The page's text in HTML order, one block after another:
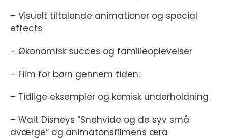
– Visuelt tiltalende animationer og special
effects
– Økonomisk succes og familieoplevelser
– Film for børn gennem tiden:
– Tidlige eksempler og komisk underholdning
– Walt Disneys “Snehvide og de syv små
dværge” og animatonsfilmens æra